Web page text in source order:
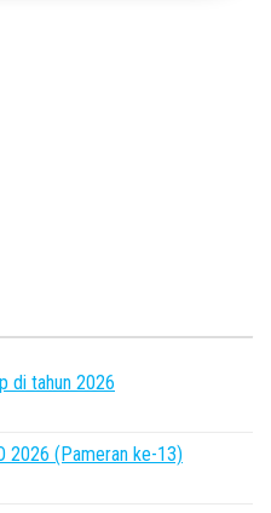
di tahun 2026
2026 (Pameran ke-13)